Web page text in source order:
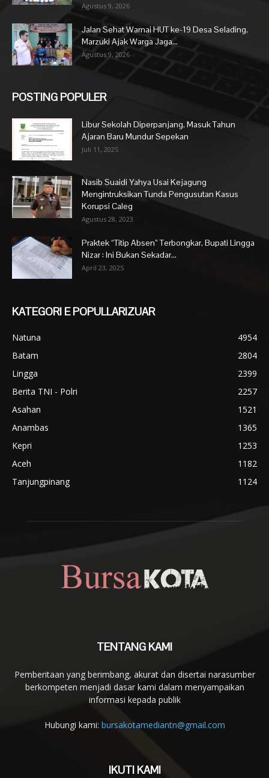
Agustus 9, 2026
Jalan Sehat Warnai HUT ke-19 Desa Selading,
Marzuki Ajak Warga Jaga...
Agustus 9, 2026
POSTING POPULER
Libur Sekolah Diperpanjang, Masuk Tahun
Ajaran Baru Mundur Sepekan
Juli 11, 2025
Nasib Suaidi Yahya Usai Kejagung
Mengintruksikan Tunda Pengusutan Kasus
Korupsi Caleg
Agustus 28, 2023
Praktek “Titip Absen” Terbongkar, Bupati Lingga
Nizar : Ini Bukan Sekadar...
April 23, 2025
KATEGORI E POPULLARIZUAR
Natuna
4954
Batam
2804
Lingga
2399
Berita TNI - Polri
2257
Asahan
1521
Anambas
1365
Kepri
1253
Aceh
1182
Tanjungpinang
1124
TENTANG KAMI
Pemberitaan yang berimbang, akurat dan disertai narasumber
berkompeten menjadi dasar kami dalam menyampaikan
informasi kepada publik
Hubungi kami: bursakotamediantn@gmail.com
IKUTI KAMI